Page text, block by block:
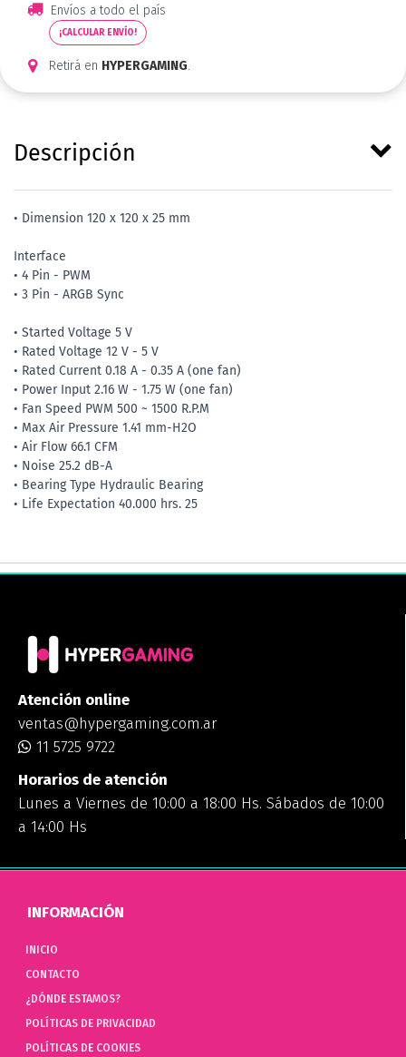
Envíos a todo el país
¡CALCULAR ENVÍO!
Retirá en HYPERGAMING.
Descripción
• Dimension 120 x 120 x 25 mm
Interface
• 4 Pin - PWM
• 3 Pin - ARGB Sync
• Started Voltage 5 V
• Rated Voltage 12 V - 5 V
• Rated Current 0.18 A - 0.35 A (one fan)
• Power Input 2.16 W - 1.75 W (one fan)
• Fan Speed PWM 500 ~ 1500 R.P.M
• Max Air Pressure 1.41 mm-H2O
• Air Flow 66.1 CFM
• Noise 25.2 dB-A
• Bearing Type Hydraulic Bearing
• Life Expectation 40.000 hrs. 25
Atención online
ventas@hypergaming.com.ar
11 5725 9722
Horarios de atención
Lunes a Viernes de 10:00 a 18:00 Hs. Sábados de 10:00
a 14:00 Hs
INFORMACIÓN
INICIO
CONTACTO
¿DÓNDE ESTAMOS?
POLÍTICAS DE PRIVACIDAD
POLÍTICAS DE COOKIES